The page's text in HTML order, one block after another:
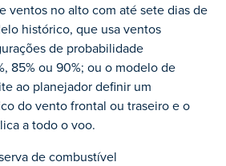
ventos no alto com até sete dias de
histórico, que usa ventos
de probabilidade
85% ou 90%; ou o modelo de
ao planejador definir um
do vento frontal ou traseiro e o
a todo o voo.
de combustível